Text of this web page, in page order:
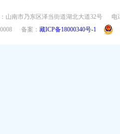
山南市乃东区泽当街道湖北大道32号
电
备案： 藏ICP备18000340号-1